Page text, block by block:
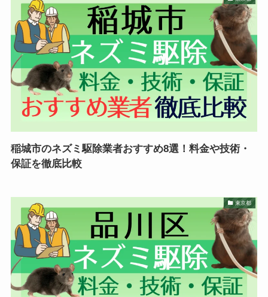
稲城市のネズミ駆除業者おすすめ8選！料金や技術・
保証を徹底比較
東京都